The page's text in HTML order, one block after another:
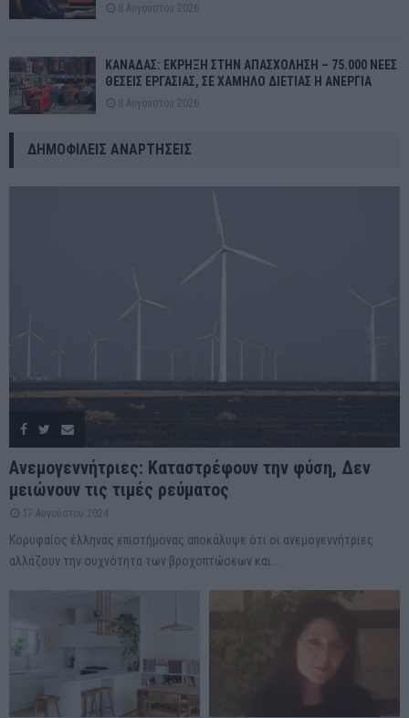
8 Αυγούστου 2026
ΚΑΝΑΔΑΣ: ΕΚΡΗΞΗ ΣΤΗΝ ΑΠΑΣΧΟΛΗΣΗ – 75.000 ΝΕΕΣ
ΘΕΣΕΙΣ ΕΡΓΑΣΙΑΣ, ΣΕ ΧΑΜΗΛΟ ΔΙΕΤΙΑΣ Η ΑΝΕΡΓΙΑ
8 Αυγούστου 2026
ΔΗΜΟΦΙΛΕΊΣ ΑΝΑΡΤΉΣΕΙΣ
Ανεμογεννήτριες: Καταστρέφουν την φύση, Δεν
μειώνουν τις τιμές ρεύματος
17 Αυγούστου 2024
Κορυφαίος έλληνας επιστήμονας αποκάλυψε ότι οι ανεμογεννήτριες
αλλάζουν την συχνότητα των βροχοπτώσεων και...